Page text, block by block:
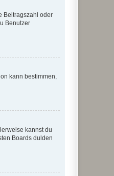
Beitragszahl oder
Benutzer
kann bestimmen,
kannst du
Boards dulden